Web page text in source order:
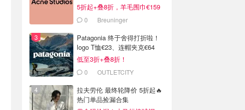
5折起+叠8折，羊毛围巾€159
0 Breuninger
Patagonia 终于舍得打折啦！
logo T恤€23、连帽夹克€64
低至3折+叠8折！
0
OUTLETCITY
拉夫劳伦 最终轮降价 5折起🔥
热门单品捡漏合集